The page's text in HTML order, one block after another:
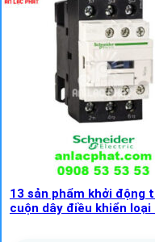
13 sản phẩm khởi động
cuộn dây điều khiển loại